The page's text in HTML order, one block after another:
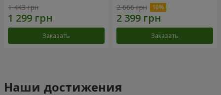
1 443 грн
Заказать
2 666 грн
Заказать
Наши достижения